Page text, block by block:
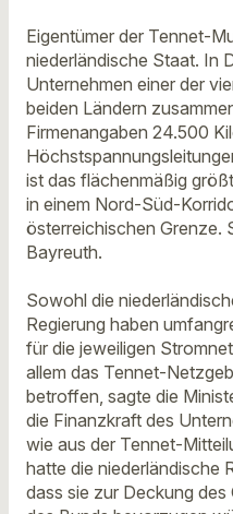
Eigentümer der Tennet-
niederländische Staat. In
Unternehmen einer der
beiden Ländern
Firmenangaben 24.500
ist das flächenmäßig
in einem Nord-Süd-
österreichischen Grenze.
Bayreuth.
Sowohl die
Regierung haben
für die jeweiligen
allem das Tennet-
betroffen, sagte die
die Finanzkraft des
wie aus der Tennet-
hatte die niederländische
dass sie zur Deckung